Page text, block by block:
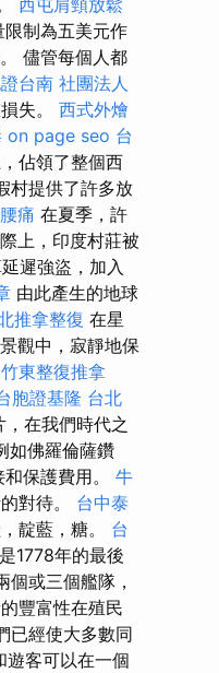
制為五美元作
儘管每個人都
台南 社團法人
失。 西式外燴
on page seo 台
佔領了整個西
村提供了許多放
痛 在夏季，許
上，印度村莊被
遲強盜，加入
由此產生的地球
推拿整復 在星
觀中，寂靜地保
竹東整復推拿
胞證基隆 台北
在我們時代之
如佛羅倫薩鑽
保護費用。 牛
對待。 台中泰
靛藍，糖。 台
1778年的最後
或三個艦隊，
豐富性在殖民
已經使大多數同
遊客可以在一個